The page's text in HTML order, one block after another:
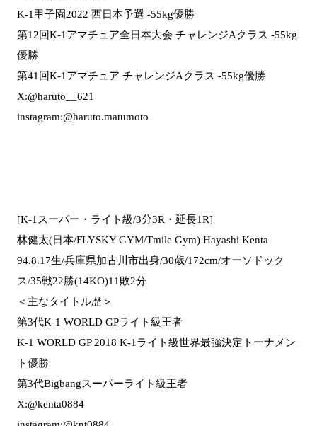
K-1甲子園2022 西日本予選 -55kg優勝
第12回K-1アマチュア全日本大会 チャレンジAクラス -55kg
優勝
第41回K-1アマチュア チャレンジAクラス -55kg優勝
X:@haruto__621
instagram:@haruto.matumoto
[K-1スーパー・ライト級/3分3R・延長1R]
林健太(日本/FLYSKY GYM/Tmile Gym) Hayashi Kenta
94.8.17生/兵庫県加古川市出身/30歳/172cm/オーソドック
ス/35戦22勝(14KO)11敗2分
＜主なタイトル歴＞
第3代K-1 WORLD GPライト級王者
K-1 WORLD GP 2018 K-1ライト級世界最強決定トーナメン
ト優勝
第3代Bigbangスーパーライト級王者
X:@kenta0884